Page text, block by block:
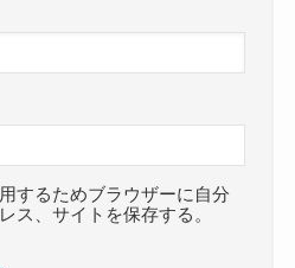
するためブラウザーに自分
ス、サイトを保存する。